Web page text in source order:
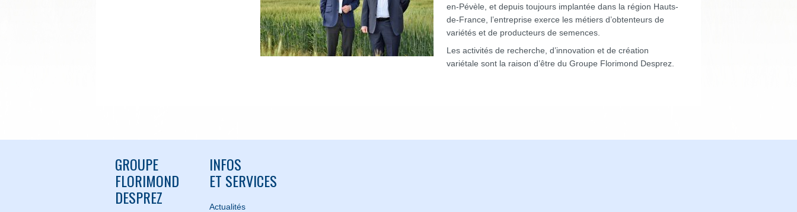
en-Pévèle, et depuis toujours implantée dans la région Hauts-
de-France, l’entreprise exerce les métiers d’obtenteurs de
variétés et de producteurs de semences.
Les activités de recherche, d’innovation et de création
variétale sont la raison d’être du Groupe Florimond Desprez.
GROUPE
FLORIMOND
DESPREZ
INFOS
ET SERVICES
Actualités